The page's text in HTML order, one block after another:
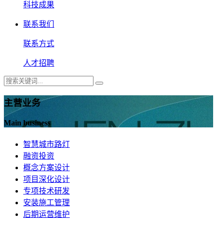
科技成果
联系我们
联系方式
人才招聘
主营业务
Main business
智慧城市路灯
融资投资
概念方案设计
项目深化设计
专项技术研发
安装施工管理
后期运营维护